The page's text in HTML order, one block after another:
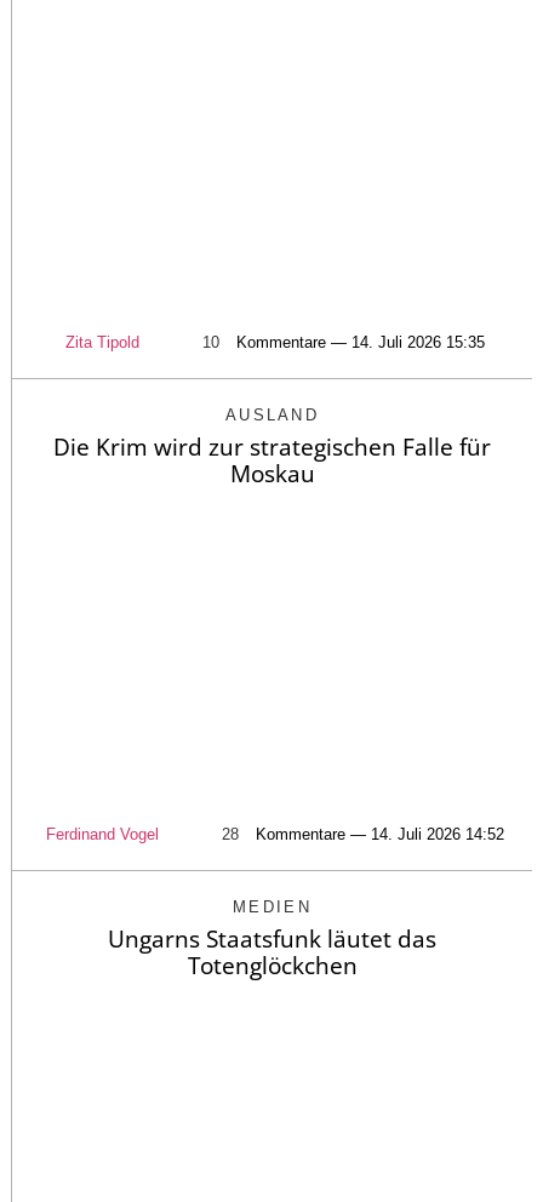
Zita Tipold 10 Kommentare — 14. Juli 2026 15:35
AUSLAND
Die Krim wird zur strategischen Falle für
Moskau
Ferdinand Vogel 28 Kommentare — 14. Juli 2026 14:52
MEDIEN
Ungarns Staatsfunk läutet das
Totenglöckchen